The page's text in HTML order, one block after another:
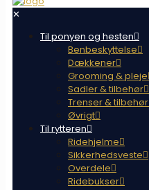
✕
Til ponyen og hesten
Benbeskyttelse
Dækkener
Grooming & pleje
Sadler & tilbehør
Trenser & tilbehør
Øvrigt
Til rytteren
Ridehjelme
Sikkerhedsveste
Overdele
Ridebukser